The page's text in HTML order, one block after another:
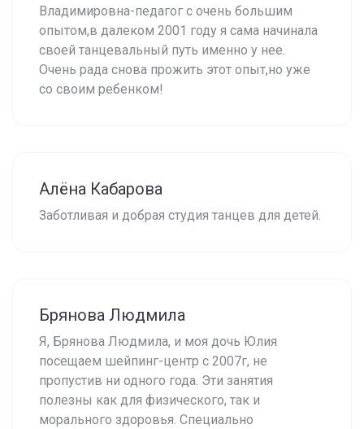
Владимировна-педагог с очень большим
опытом,в далеком 2001 году я сама начинала
своей танцевальный путь именно у нее.
Очень рада снова прожить этот опыт,но уже
со своим ребенком!
Алёна Кабарова
Заботливая и добрая студия танцев для детей.
Брянова Людмила
Я, Брянова Людмила, и моя дочь Юлия
посещаем шейпинг-центр с 2007г, не
пропустив ни одного года. Эти занятия
полезны как для физического, так и
морального здоровья. Специально